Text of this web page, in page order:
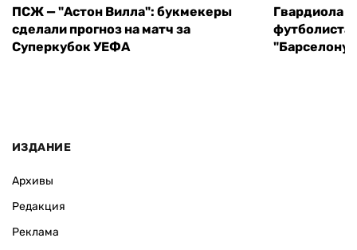
ПСЖ — "Астон Вилла": букмекеры
сделали прогноз на матч за
Суперкубок УЕФА
Гвардиола
футболиста
ИЗДАНИЕ
Архивы
Редакция
Реклама